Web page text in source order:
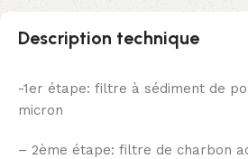
Description technique
-1er étape: filtre à sédiment de
micron
– 2ème étape: filtre de charbon